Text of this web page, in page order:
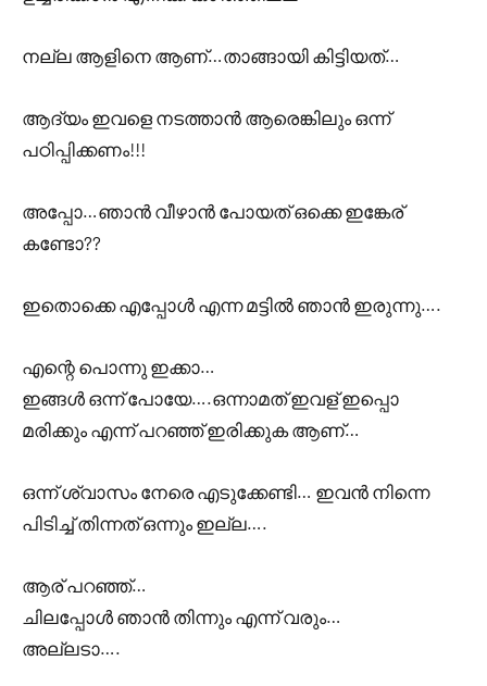
നല്ല ആളിനെ ആണ്…താങ്ങായി കിട്ടിയത്…
ആദ്യം ഇവളെ നടത്താൻ ആരെങ്കിലും ഒന്ന്
പഠിപ്പിക്കണം!!!
അപ്പോ…ഞാൻ വീഴാൻ പോയത് ഒക്കെ ഇങ്കേര്
കണ്ടോ??
ഇതൊക്കെ എപ്പോൾ എന്ന മട്ടിൽ ഞാൻ ഇരുന്നു….
എന്റെ പൊന്നു ഇക്കാ…
ഇങ്ങൾ ഒന്ന് പോയേ….ഒന്നാമത് ഇവള് ഇപ്പൊ
മരിക്കും എന്ന് പറഞ്ഞ് ഇരിക്കുക ആണ്…
ഒന്ന് ശ്വാസം നേരെ എടുക്കേണ്ടി… ഇവൻ നിന്നെ
പിടിച്ച് തിന്നത് ഒന്നും ഇല്ല….
ആര് പറഞ്ഞ്…
ചിലപ്പോൾ ഞാൻ തിന്നും എന്ന് വരും…
അല്ലടാ….